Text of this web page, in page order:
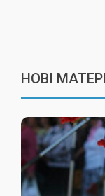
НОВІ